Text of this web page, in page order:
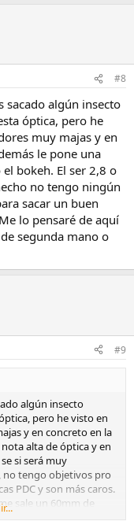
#8
sacado algún insecto
óptica, pero he
muy majas y en
le pone una
bokeh. El ser 2,8 o
no tengo ningún
sacar un buen
lo pensaré de aquí
segunda mano o
#9
algún insecto
pero he visto en
y en concreto en la
alta de óptica y en
si será muy
tengo objetivos pro
PDC y son más caros.
sale un 60mm de